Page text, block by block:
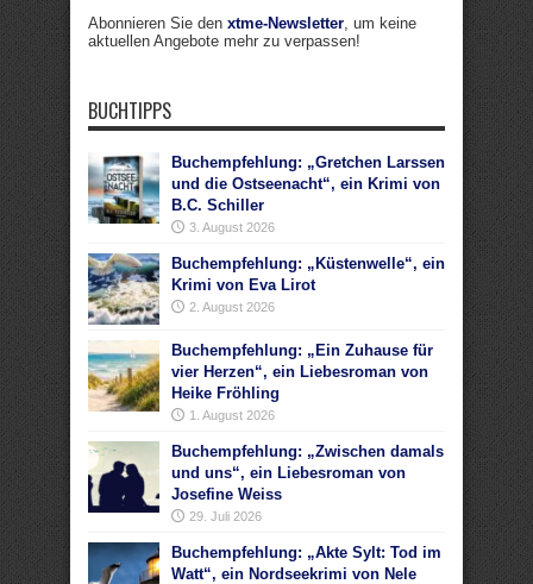
Abonnieren Sie den xtme-Newsletter , um keine
aktuellen Angebote mehr zu verpassen!
BUCHTIPPS
Buchempfehlung: „Gretchen Larssen
und die Ostseenacht“, ein Krimi von
B.C. Schiller
3. August 2026
Buchempfehlung: „Küstenwelle“, ein
Krimi von Eva Lirot
2. August 2026
Buchempfehlung: „Ein Zuhause für
vier Herzen“, ein Liebesroman von
Heike Fröhling
1. August 2026
Buchempfehlung: „Zwischen damals
und uns“, ein Liebesroman von
Josefine Weiss
29. Juli 2026
Buchempfehlung: „Akte Sylt: Tod im
Watt“, ein Nordseekrimi von Nele